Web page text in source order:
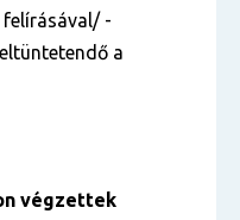
-
a
végzettek